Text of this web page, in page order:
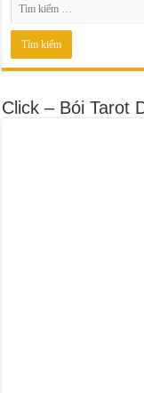
Click – Bói Tarot